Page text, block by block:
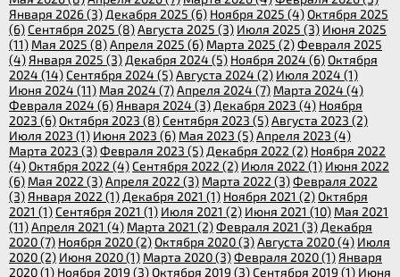
Января 2026 (3) Декабря 2025 (6) Ноября 2025 (4)Октября 2025
(6)Сентября 2025 (8)Августа 2025 (3) Июля 2025 (3) Июня 2025
(11) Мая 2025 (8)Апреля 2025 (6) Марта 2025 (2)Февраля 2025
(4) Января 2025 (3) Декабря 2024 (5) Ноября 2024 (6)Октября
2024 (14)Сентября 2024 (5)Августа 2024 (2) Июля 2024 (1)
Июня 2024 (11) Мая 2024 (7)Апреля 2024 (7) Марта 2024 (4)
Февраля 2024 (6) Января 2024 (3) Декабря 2023 (4) Ноября
2023 (6)Октября 2023 (8)Сентября 2023 (5)Августа 2023 (2)
Июля 2023 (1) Июня 2023 (6) Мая 2023 (5)Апреля 2023 (4)
Марта 2023 (3)Февраля 2023 (5) Декабря 2022 (2) Ноября 2022
(4)Октября 2022 (4)Сентября 2022 (2) Июля 2022 (1) Июня 2022
(6) Мая 2022 (3)Апреля 2022 (3) Марта 2022 (3)Февраля 2022
(3) Января 2022 (1) Декабря 2021 (1) Ноября 2021 (2)Октября
2021 (1)Сентября 2021 (1) Июля 2021 (2) Июня 2021 (10) Мая 2021
(11)Апреля 2021 (4) Марта 2021 (2)Февраля 2021 (3) Декабря
2020 (7) Ноября 2020 (2)Октября 2020 (3)Августа 2020 (4) Июля
2020 (2) Июня 2020 (1) Марта 2020 (3)Февраля 2020 (1) Января
2020 (1) Ноября 2019 (3)Октября 2019 (3)Сентября 2019 (1) Июня